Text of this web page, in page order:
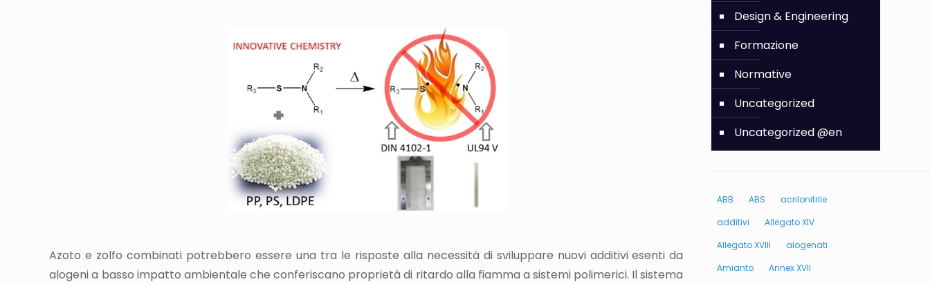
Azoto e zolfo combinati potrebbero essere una tra le risposte alla necessità di sviluppare nuovi additivi esenti da
alogeni a basso impatto ambientale che conferiscano proprietà di ritardo alla fiamma a sistemi polimerici. Il sistema
Design & Engineering
Formazione
Normative
Uncategorized
Uncategorized @en
ABB ABS
acrilonitrile
additivi
Allegato XIV
Allegato XVIII
alogenati
Amianto
Annex XVII